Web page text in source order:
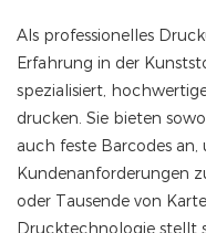
Als professionelles
Erfahrung in der
spezialisiert,
drucken. Sie bieten
auch feste Barcodes
Kundenanforderungen
oder Tausende von
Drucktechnologie stellt